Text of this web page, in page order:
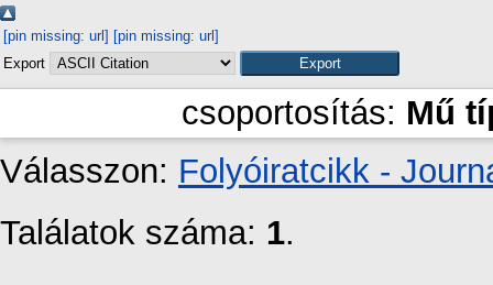
[pin missing: url] [pin missing: url]
Export
csoportosítás: Mű
Válasszon: Folyóiratcikk -
Találatok száma: 1.